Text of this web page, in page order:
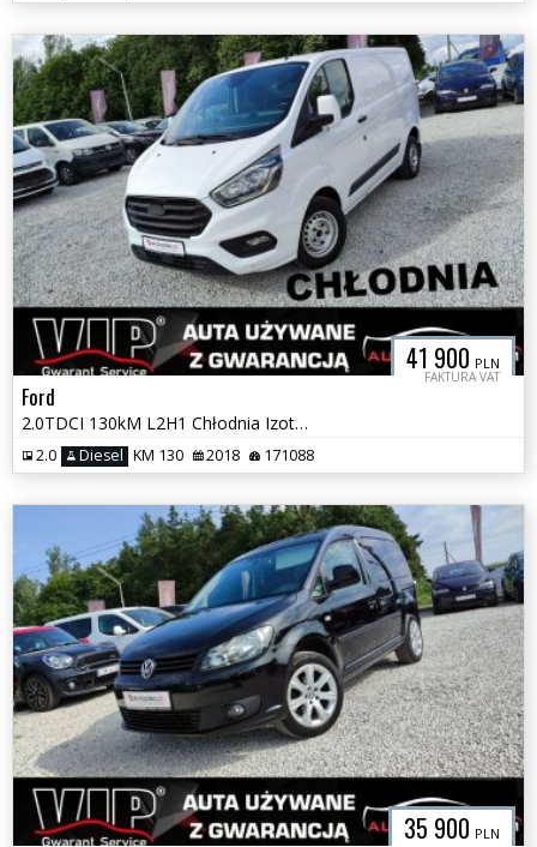
41 900 PLN
FAKTURA VAT
Ford
2.0TDCI 130kM L2H1 Chłodnia Izoterma Led Temp. Grzana Szyba GWARANCJA
2.0 Diesel KM 130 2018 171088
35 900 PLN